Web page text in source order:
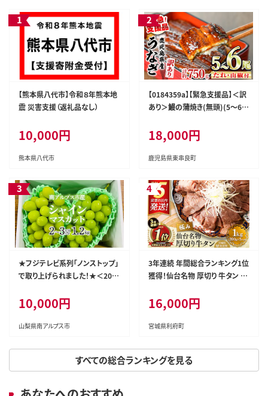
すべての総合ランキングを見る
【熊本県八代市】令和８年熊本地
震 災害支援（返礼品なし）
10,000円
熊本県八代市
【0184359a】【緊急支援品】＜訳
あり＞鰻の蒲焼き(無頭)(5～6
なぎ ウナギ 鰻 国産 蒲焼 蒲焼き
たれ 鹿児島 ふるさと 人気 支援
【アクアおおすみ】
18,000円
鹿児島県東串良町
★フジテレビ系列「ノンストップ」
で取り上げられました！★＜202
市産シャインマスカット1.2kg以
上（2～3房） クール便発送 ALPA
G007
10,000円
山梨県南アルプス市
3年連続 年間総合ランキング1位
獲得！仙台名物 厚切り 牛タン 塩
スライス 塩味 [牛タン タン塩 希
少 部位 タン中 タン元 塩ダレ タ
レ 小分け 仙台 名物 厚切 肉厚
ベキュー BBQ 宮城県 利府町 船
田食品]
16,000円
宮城県利府町